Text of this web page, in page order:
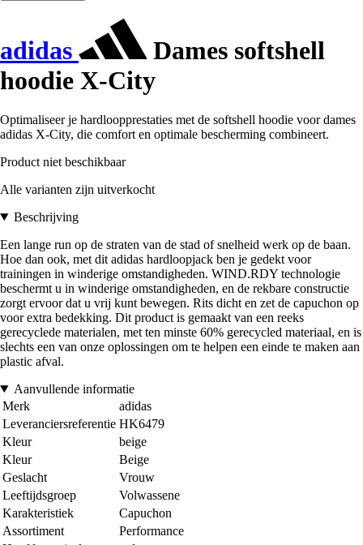
adidas
Dames softshell
hoodie X-City
Optimaliseer je hardloopprestaties met de softshell hoodie voor dames
adidas X-City, die comfort en optimale bescherming combineert.
Product niet beschikbaar
Alle varianten zijn uitverkocht
Beschrijving
Een lange run op de straten van de stad of snelheid werk op de baan.
Hoe dan ook, met dit adidas hardloopjack ben je gedekt voor
trainingen in winderige omstandigheden. WIND.RDY technologie
beschermt u in winderige omstandigheden, en de rekbare constructie
zorgt ervoor dat u vrij kunt bewegen. Rits dicht en zet de capuchon op
voor extra bedekking. Dit product is gemaakt van een reeks
gerecyclede materialen, met ten minste 60% gerecycled materiaal, en is
slechts een van onze oplossingen om te helpen een einde te maken aan
plastic afval.
Aanvullende informatie
Merk
adidas
Leveranciersreferentie HK6479
Kleur
beige
Kleur
Beige
Geslacht
Vrouw
Leeftijdsgroep
Volwassene
Karakteristiek
Capuchon
Assortiment
Performance